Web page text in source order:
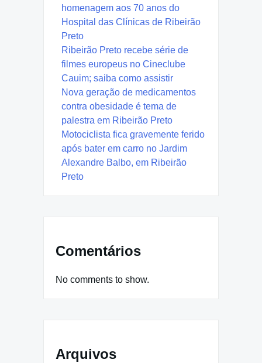
homenagem aos 70 anos do
Hospital das Clínicas de Ribeirão
Preto
Ribeirão Preto recebe série de
filmes europeus no Cineclube
Cauim; saiba como assistir
Nova geração de medicamentos
contra obesidade é tema de
palestra em Ribeirão Preto
Motociclista fica gravemente ferido
após bater em carro no Jardim
Alexandre Balbo, em Ribeirão
Preto
Comentários
No comments to show.
Arquivos